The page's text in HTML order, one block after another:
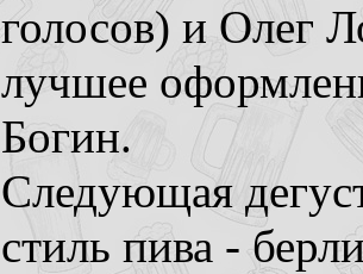
голосов) и Олег
лучшее
Богин.
Следующая
стиль пива -